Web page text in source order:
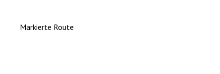
Markierte Route